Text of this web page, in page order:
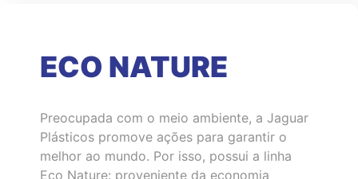
ECO NATURE
Preocupada com o meio ambiente, a Jaguar
Plásticos promove ações para garantir o
melhor ao mundo. Por isso, possui a linha
Eco Nature: proveniente da economia